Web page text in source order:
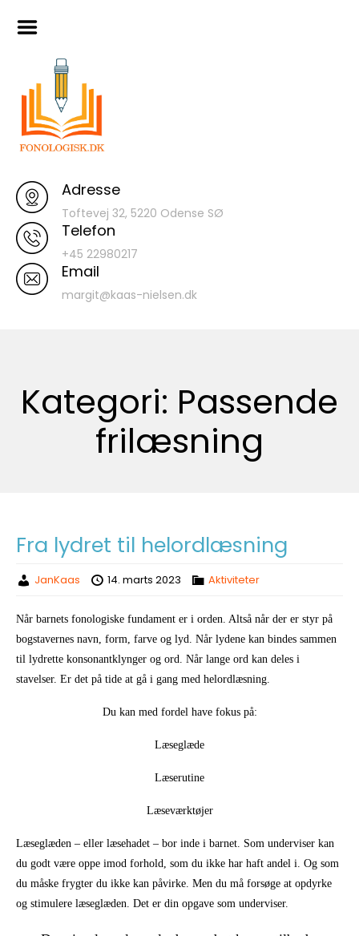
Adresse
Toftevej 32, 5220 Odense SØ
Telefon
+45 22980217
Email
margit@kaas-nielsen.dk
Kategori: Passende
frilæsning
Fra lydret til helordlæsning
JanKaas 14. marts 2023 Aktiviteter
Når barnets fonologiske fundament er i orden. Altså når der er styr på
bogstavernes navn, form, farve og lyd. Når lydene kan bindes sammen
til lydrette konsonantklynger og ord. Når lange ord kan deles i
stavelser. Er det på tide at gå i gang med helordlæsning.
Du kan med fordel have fokus på:
Læseglæde
Læserutine
Læseværktøjer
Læseglæden – eller læsehadet – bor inde i barnet. Som underviser kan
du godt være oppe imod forhold, som du ikke har haft andel i. Og som
du måske frygter du ikke kan påvirke. Men du må forsøge at opdyrke
og stimulere læseglæden. Det er din opgave som underviser.
Hjem
Materialer
120 ord database
Indtaling af
Fonologisk Læsetilgang
Smagsprøver